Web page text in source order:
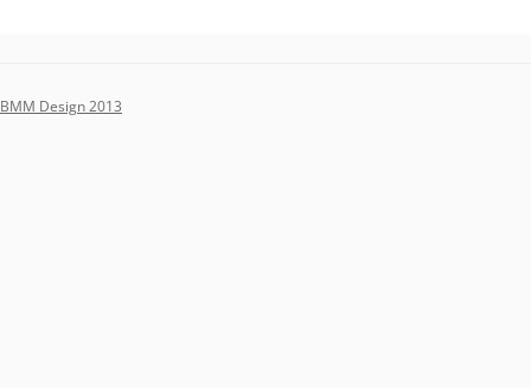
BMM Design 2013